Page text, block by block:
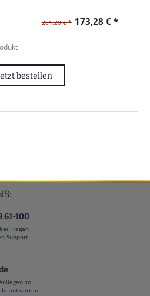
281,20 € * 173,28 € *
bestellen
61-100
Fragen
Support.
so
beantworten.